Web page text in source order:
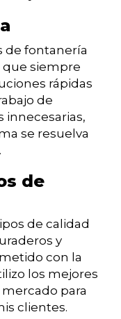
de fontanería
siempre
rápidas
de
innecesarias,
se resuelva
de
de calidad
y
con la
los mejores
para
clientes.